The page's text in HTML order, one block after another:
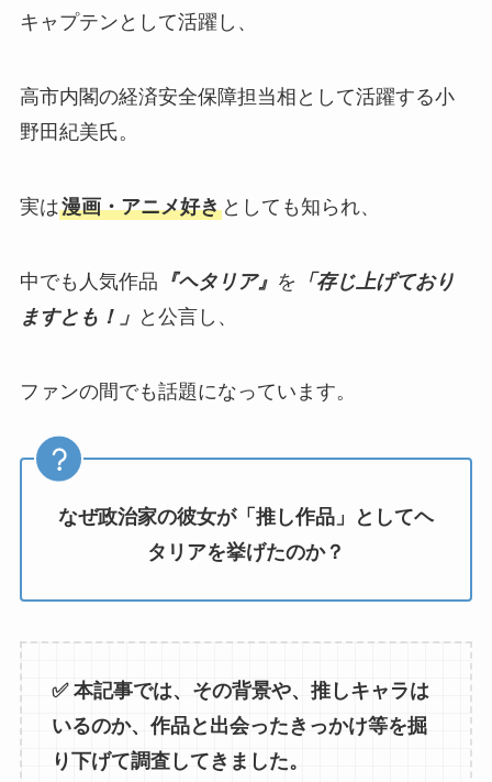
キャプテンとして活躍し、
高市内閣の経済安全保障担当相として活躍する小
野田紀美氏。
実は漫画・アニメ好きとしても知られ、
中でも人気作品 『ヘタリア』 を 「存じ上げており
ますとも！」 と公言し、
ファンの間でも話題になっています。
なぜ政治家の彼女が「推し作品」としてヘ
タリアを挙げたのか？
✅️ 本記事では、その背景や、推しキャラは
いるのか、作品と出会ったきっかけ等を掘
り下げて調査してきました。